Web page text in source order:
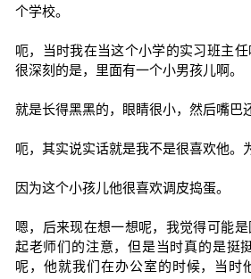
个学校。
呃，当时我在当这个小学的实习班主
很深刻的是，里面有一个小男孩儿啊。
就是长得黑黑的，眼睛很小，然后嘴巴
呃，其实说实话就是我不是很喜欢他。
因为这个小孩儿他很喜欢调皮捣蛋。
嗯，后来现在想一想呢，我觉得可能是
起老师们的注意，但是当时真的是挺
呢，他就我们在办公室的时候，当时